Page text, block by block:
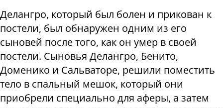
Делангро, который был болен и прикован к
постели, был обнаружен одним из его
сыновей после того, как он умер в своей
постели. Сыновья Делангро, Бенито,
Доменико и Сальваторе, решили поместить
тело в спальный мешок, который они
приобрели специально для аферы, а затем